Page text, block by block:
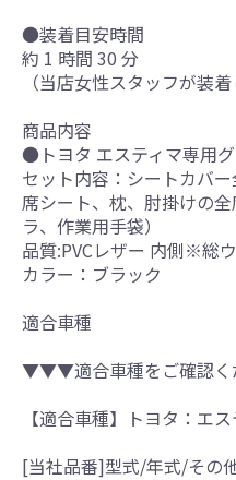
●装着目安時間
約 1 時間 30 分
（当店女性スタッフが装着
商品内容
●トヨタ エスティマ専用
セット内容：シートカバ
席シート、枕、肘掛けの
ラ、作業用手袋）
品質:PVCレザー 内側※総
カラー：ブラック
適合車種
▼▼▼適合車種をご確認
【適合車種】トヨタ：エ
[当社品番]型式/年式/その